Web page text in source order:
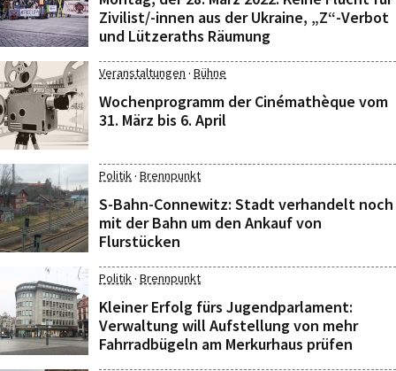
Zivilist/-innen aus der Ukraine, „Z“-Verbot
und Lützeraths Räumung
Veranstaltungen · Bühne
Wochenprogramm der Cinémathèque vom
31. März bis 6. April
Politik· Brennpunkt
S-Bahn-Connewitz: Stadt verhandelt noch
mit der Bahn um den Ankauf von
Flurstücken
Politik· Brennpunkt
Kleiner Erfolg fürs Jugendparlament:
Verwaltung will Aufstellung von mehr
Fahrradbügeln am Merkurhaus prüfen